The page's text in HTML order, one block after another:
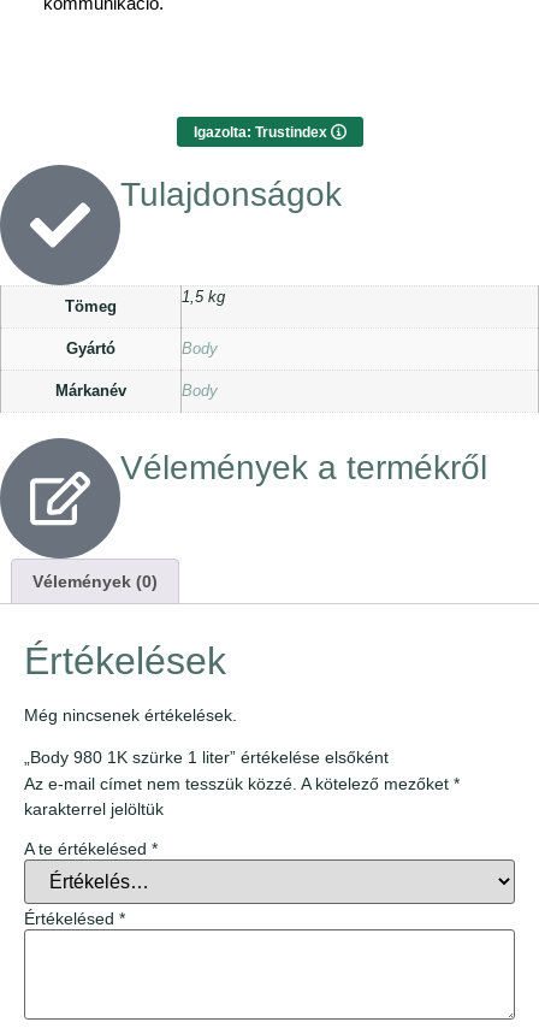
Igazolta: Trustindex
Tulajdonságok
Tömeg
1,5 kg
Gyártó Body
Márkanév Body
Vélemények a termékről
Vélemények (0)
Értékelések
Még nincsenek értékelések.
„Body 980 1K szürke 1 liter” értékelése elsőként
Az e-mail címet nem tesszük közzé. A kötelező mezőket *
karakterrel jelöltük
A te értékelésed *
Értékelésed *